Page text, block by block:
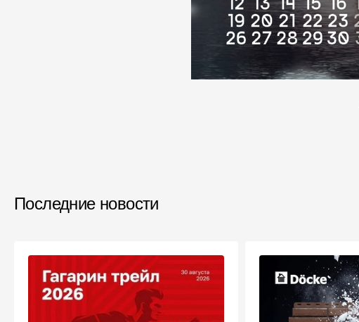
Последние новости